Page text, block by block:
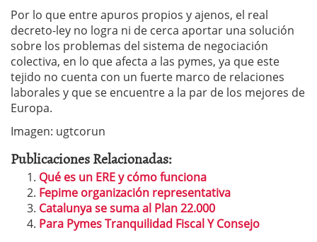
Por lo que entre apuros propios y ajenos, el real
decreto-ley no logra ni de cerca aportar una solución
sobre los problemas del sistema de negociación
colectiva, en lo que afecta a las pymes, ya que este
tejido no cuenta con un fuerte marco de relaciones
laborales y que se encuentre a la par de los mejores de
Europa.
Imagen: ugtcorun
Publicaciones Relacionadas:
Qué es un ERE y cómo funciona
Fepime organización representativa
Catalunya se suma al Plan 22.000
Para Pymes Tranquilidad Fiscal Y Consejo